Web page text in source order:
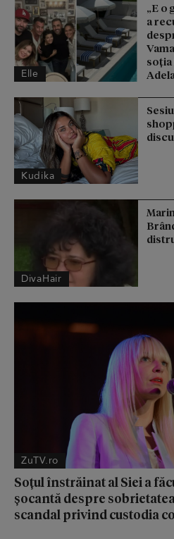
Elle
„E o
a
soția
Kudika
DivaHair
ZuTV.ro
Soțul înstrăinat al Siei a
șocantă despre
scandal privind custodia